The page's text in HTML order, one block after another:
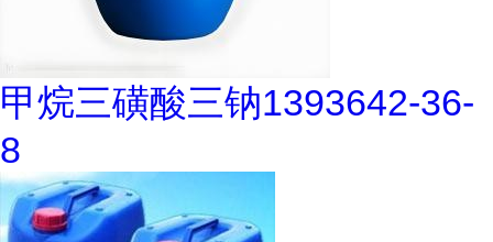
甲烷三磺酸三钠1393642-36-
8